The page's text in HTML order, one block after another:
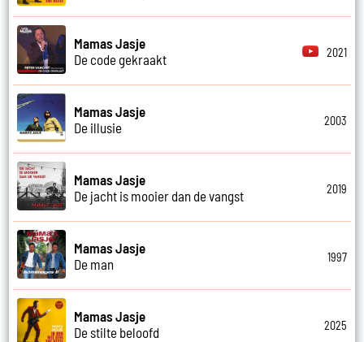
Mamas Jasje
De code gekraakt
2021
Mamas Jasje
De illusie
2003
Mamas Jasje
De jacht is mooier dan de vangst
2019
Mamas Jasje
De man
1997
Mamas Jasje
De stilte beloofd
2025